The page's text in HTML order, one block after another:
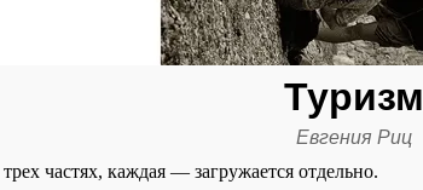
Туризм
Евгения Риц
частях, каждая — загружается отдельно.